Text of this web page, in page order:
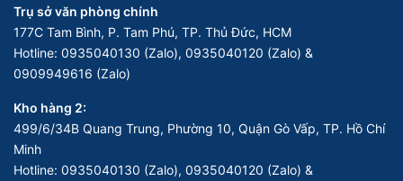
Trụ sở văn phòng chính
177C Tam Bình, P. Tam Phú, TP. Thủ Đức, HCM
Hotline: 0935040130 (Zalo), 0935040120 (Zalo) &
0909949616 (Zalo)
Kho hàng 2:
499/6/34B Quang Trung, Phường 10, Quận Gò Vấp, TP. Hồ Chí
Minh
Hotline: 0935040130 (Zalo), 0935040120 (Zalo) &